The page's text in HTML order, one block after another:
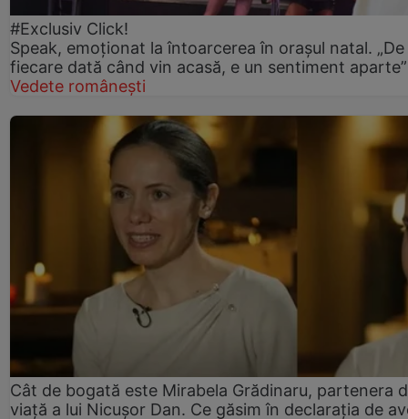
#Exclusiv Click!
Speak, emoționat la întoarcerea în orașul natal. „De
fiecare dată când vin acasă, e un sentiment aparte”
Vedete românești
Cât de bogată este Mirabela Grădinaru, partenera
viață a lui Nicușor Dan. Ce găsim în declarația de